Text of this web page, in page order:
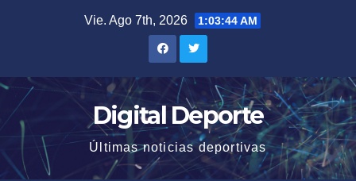
Vie. Ago 7th, 2026 1:03:45 AM
Digital Deporte
Últimas noticias deportivas